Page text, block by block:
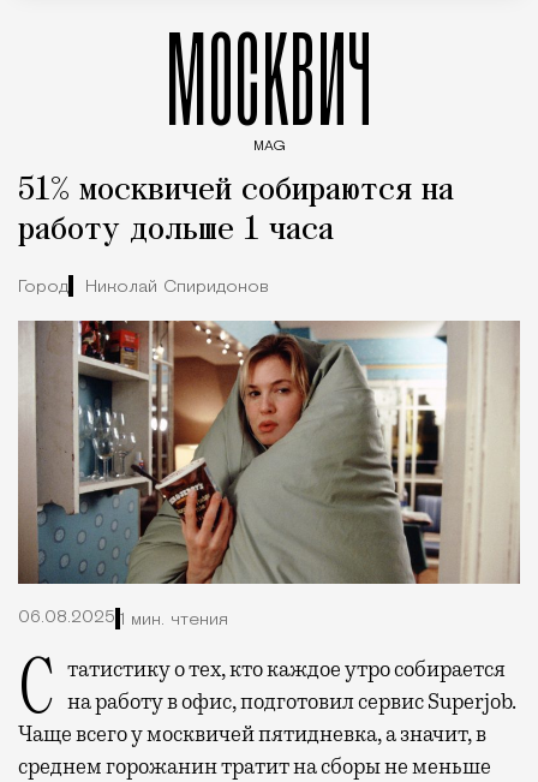
МОСКВИЧ
MAG
51% москвичей собираются на
работу дольше 1 часа
Город Николай Спиридонов
06.08.2025 1 мин. чтения
Статистику о тех, кто каждое утро собирается на работу в офис, подготовил сервис Superjob.
Чаще всего у москвичей пятидневка, а значит, в
среднем горожанин тратит на сборы не меньше